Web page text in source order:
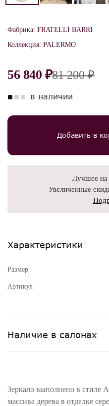
Фабрика: FRATELLI BARRI
Коллекция: PALERMO
56 840 ₽81 200 ₽
в наличии
Добавить в
Лучшее на
Увеличенные
Характеристики
Размер
Артикул
Наличие в салонах
Зеркало выполнено в стиле
массива дерева в отделке